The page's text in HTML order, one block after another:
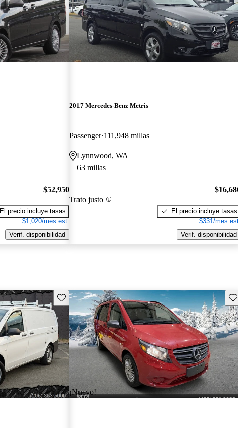
$52,950
El precio incluye tasas
$1,020/mes est.
Verif. disponibilidad
2017 Mercedes-Benz Metris
Passenger 111,948 millas
Lynnwood, WA
63 millas
Trato justo
El precio incluye tasas
$331/mes
Verif. disponibilidad
Guarda este Aviso
¡Nuevo!